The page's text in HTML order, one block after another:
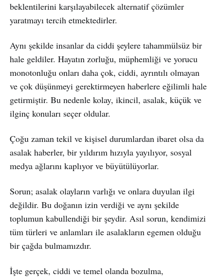
beklentilerini karşılayabilecek alternatif çözümler
yaratmayı tercih etmektedirler.
Aynı şekilde insanlar da ciddi şeylere tahammülsüz bir
hale geldiler. Hayatın zorluğu, müphemliği ve yorucu
monotonluğu onları daha çok, ciddi, ayrıntılı olmayan
ve çok düşünmeyi gerektirmeyen haberlere eğilimli hale
getirmiştir. Bu nedenle kolay, ikincil, asalak, küçük ve
ilginç konuları seçer oldular.
Çoğu zaman tekil ve kişisel durumlardan ibaret olsa da
asalak haberler, bir yıldırım hızıyla yayılıyor, sosyal
medya ağlarını kaplıyor ve büyütülüyorlar.
Sorun; asalak olayların varlığı ve onlara duyulan ilgi
değildir. Bu doğanın izin verdiği ve aynı şekilde
toplumun kabullendiği bir şeydir. Asıl sorun, kendimizi
tüm türleri ve anlamları ile asalakların egemen olduğu
bir çağda bulmamızdır.
İşte gerçek, ciddi ve temel olanda bozulma,